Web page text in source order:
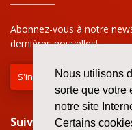
Nous utilisons
sorte que votre
notre site
Certains
Abonnez-vous à notre
dernières nouvelles!
S'inscrire
Suivez nous sur le